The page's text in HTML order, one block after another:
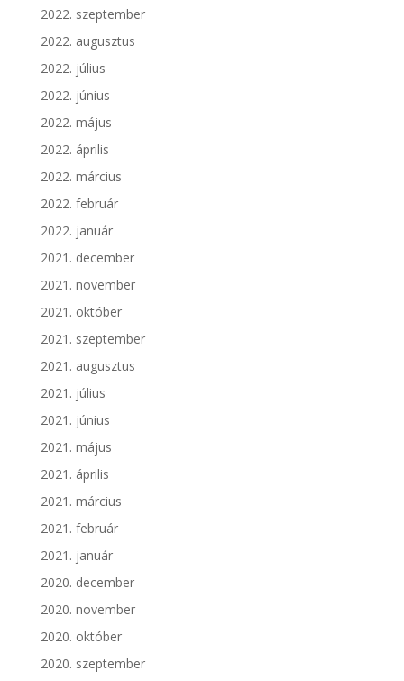
2022. szeptember
2022. augusztus
2022. július
2022. június
2022. május
2022. április
2022. március
2022. február
2022. január
2021. december
2021. november
2021. október
2021. szeptember
2021. augusztus
2021. július
2021. június
2021. május
2021. április
2021. március
2021. február
2021. január
2020. december
2020. november
2020. október
2020. szeptember